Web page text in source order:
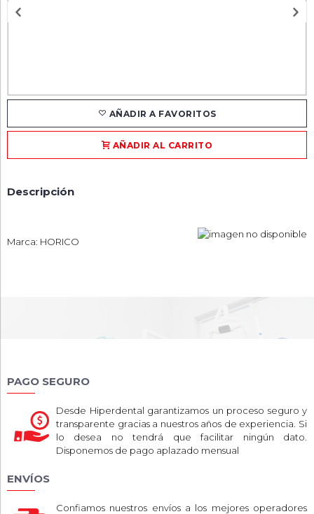
AÑADIR A FAVORITOS
AÑADIR AL CARRITO
Descripción
Marca: HORICO
PAGO SEGURO
Desde Hiperdental garantizamos un proceso seguro y
transparente gracias a nuestros años de experiencia. Si
lo desea no tendrá que facilitar ningún dato.
Disponemos de pago aplazado mensual
ENVÍOS
Confiamos nuestros envíos a los mejores operadores